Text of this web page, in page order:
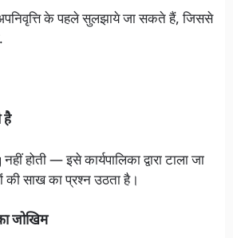
के पहले सुलझाये जा सकते हैं, जिससे
है
होती — इसे कार्यपालिका द्वारा टाला जा
की साख का प्रश्न उठता है।
जोखिम